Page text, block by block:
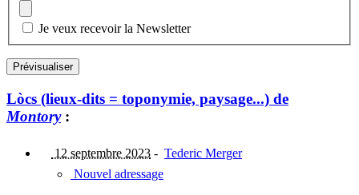
Je veux recevoir la Newsletter
Lòcs (lieux-dits = toponymie, paysage...) de
Montory:
12 septembre 2023 - Tederic Merger
Nouvel adressage